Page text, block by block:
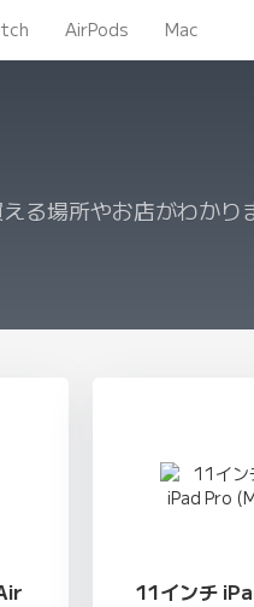
AirPods Mac
る場所やお店がわか
11インチ